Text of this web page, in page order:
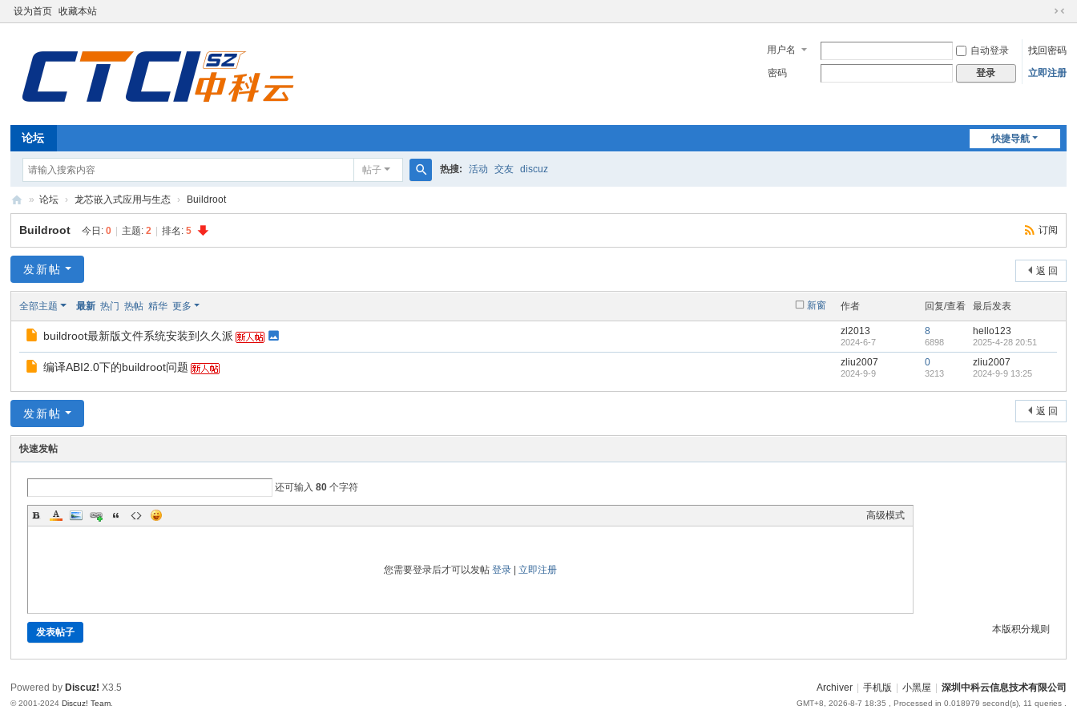
设为首页 收藏本站
切
到
窄
用户名 自动登录
找回密码
密码
登录 立即注册
快捷导航
论坛
帖子
索
热搜: 活动 交友 discuz
圳
科
限
» 论坛 › 龙芯嵌入式应用与生态 › Buildroot
订阅
Buildroot 今日:0 主题:2 排名:5
返 回
发新帖
新窗
全部主题 最新 热门 热帖 精华 更多 作者 回复/查看 最后发表
buildroot最新版文件系统安装到久久派 zl2013
2024-6-7
8
6898
hello123
2025-4-28 20:51
编译ABI2.0下的buildroot问题 zliu2007
2024-9-9
0
3213
zliu2007
2024-9-9 13:25
返 回
发新帖
快速发帖
还可输入80 个字符
高级模式
您需要登录后才可以发帖 登录| 立即注册
本版积分规则
发表帖子
Archiver 手机版 小黑屋 深圳中科云信息技术有限公司
GMT+8, 2026-8-7 18:35 , Processed in 0.018979 second(s), 11 queries .
Powered by Discuz! X3.5
© 2001-2024Discuz! Team